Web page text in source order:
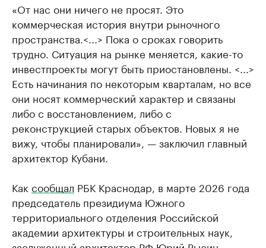
«От нас они ничего не просят. Это
коммерческая история внутри рыночного
пространства.<...> Пока о сроках говорить
трудно. Ситуация на рынке меняется, какие-то
инвестпроекты могут быть приостановлены. <...>
Есть начинания по некоторым кварталам, но все
они носят коммерческий характер и связаны
либо с восстановлением, либо с
реконструкцией старых объектов. Новых я не
вижу, чтобы планировали», — заключил главный
архитектор Кубани.
Как сообщал РБК Краснодар, в марте 2026 года
председатель президиума Южного
территориального отделения Российской
академии архитектуры и строительных наук,